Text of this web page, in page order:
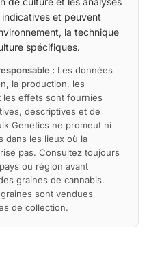
et peuvent
la technique
spécifiques.
: Les données
la production, les
les effets sont fournies
descriptives et de
Genetics ne promeut ni
dans les lieux où la
pas. Consultez toujours
ou région avant
graines de cannabis.
sont vendues
de collection.